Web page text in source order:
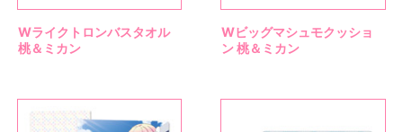
Wライクトロンバスタオル
桃＆ミカン
Wビッグマシュモクッショ
ン 桃＆ミカン